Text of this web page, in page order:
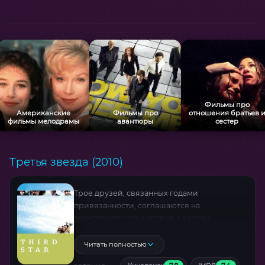
Американские
фильмы мелодрамы
Фильмы про
авантюры
Фильмы про
отношения братьев и
сестер
Третья звезда (2010)
Трое друзей, связанных годами
привязанности, соглашаются на
четвертого товарища, Джеймса. Он
неизлечимо болен, и эта поездка
Читать полностью